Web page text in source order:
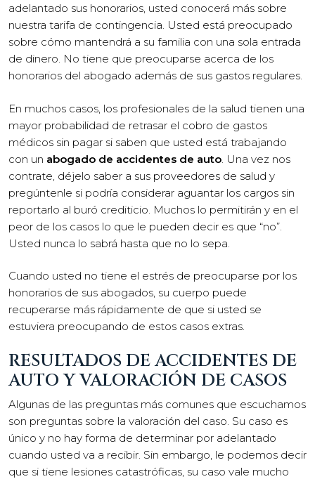
adelantado sus honorarios, usted conocerá más sobre
nuestra tarifa de contingencia. Usted está preocupado
sobre cómo mantendrá a su familia con una sola entrada
de dinero. No tiene que preocuparse acerca de los
honorarios del abogado además de sus gastos regulares.
En muchos casos, los profesionales de la salud tienen una
mayor probabilidad de retrasar el cobro de gastos
médicos sin pagar si saben que usted está trabajando
con un abogado de accidentes de auto . Una vez nos
contrate, déjelo saber a sus proveedores de salud y
pregúntenle si podría considerar aguantar los cargos sin
reportarlo al buró crediticio. Muchos lo permitirán y en el
peor de los casos lo que le pueden decir es que “no”.
Usted nunca lo sabrá hasta que no lo sepa.
Cuando usted no tiene el estrés de preocuparse por los
honorarios de sus abogados, su cuerpo puede
recuperarse más rápidamente de que si usted se
estuviera preocupando de estos casos extras.
RESULTADOS DE ACCIDENTES DE
AUTO Y VALORACIÓN DE CASOS
Algunas de las preguntas más comunes que escuchamos
son preguntas sobre la valoración del caso. Su caso es
único y no hay forma de determinar por adelantado
cuando usted va a recibir. Sin embargo, le podemos decir
que si tiene lesiones catastróficas, su caso vale mucho